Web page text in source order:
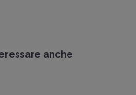
anche